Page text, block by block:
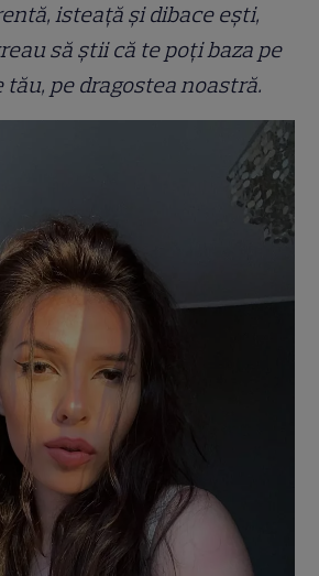
isteață și dibace ești,
să știi că te poți baza pe
pe dragostea noastră.